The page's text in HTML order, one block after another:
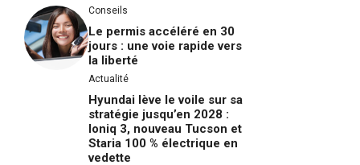
Conseils
Le permis accéléré en 30
jours : une voie rapide vers
la liberté
Actualité
Hyundai lève le voile sur sa
stratégie jusqu’en 2028 :
Ioniq 3, nouveau Tucson et
Staria 100 % électrique en
vedette